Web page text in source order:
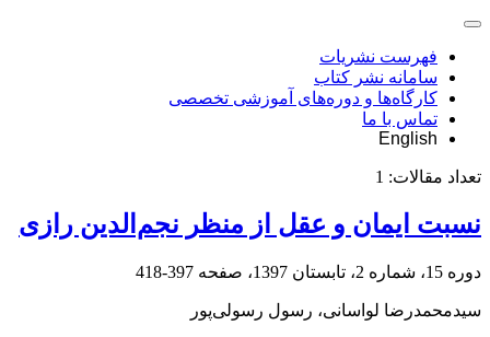
فهرست نشریات
سامانه نشر کتاب
کارگاه‌ها و دوره‌های آموزشی تخصصی
تماس با ما
English
تعداد مقالات: 1
نسبت ایمان و عقل از منظر نجم‌الدین رازی
دوره 15، شماره 2، تابستان 1397، صفحه 397-418
سیدمحمدرضا لواسانی، رسول رسولی‌پور